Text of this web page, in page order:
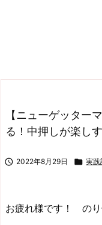
【ニューゲッター
る！中押しが楽しす
 2022年8月29日  実践
お疲れ様です！ のり